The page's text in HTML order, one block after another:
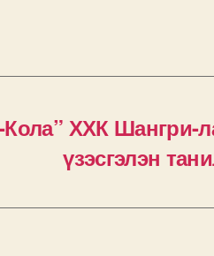
ХХК Шангри-
үзэсгэлэн